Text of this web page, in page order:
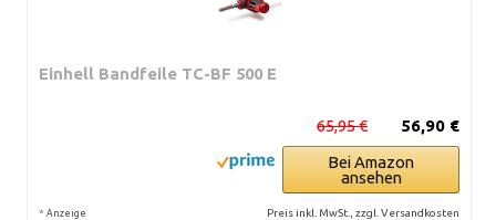
Einhell Bandfeile TC-BF 500 E
56,90 €
65,95 €
Bei Amazon
ansehen
* Anzeige Preis inkl. MwSt., zzgl. Versandkosten